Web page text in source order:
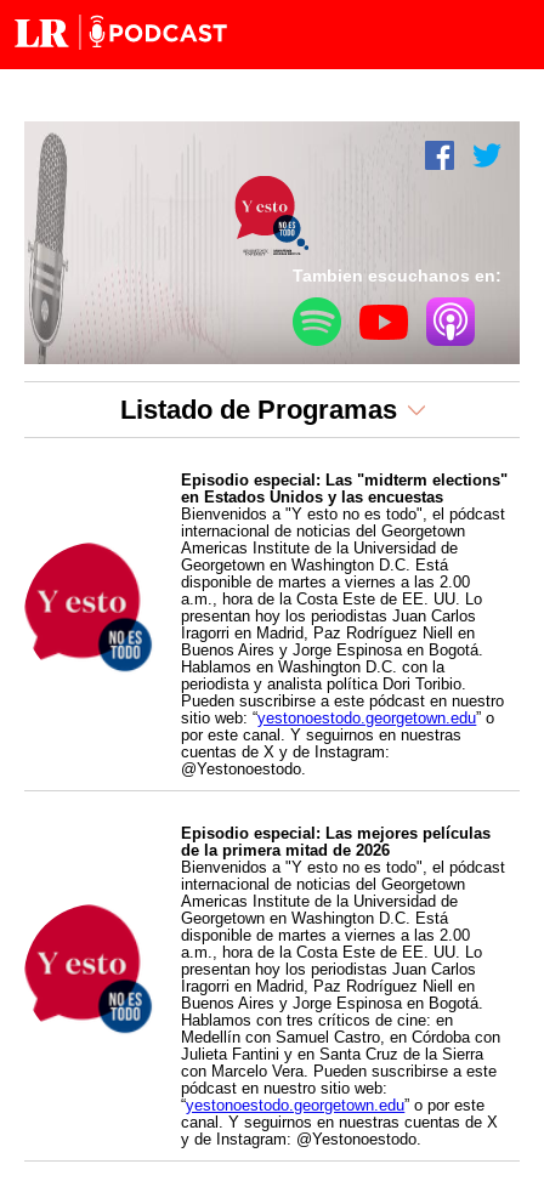
Tambien escuchanos en:
Listado de Programas
Episodio especial: Las "midterm elections"
en Estados Unidos y las encuestas
Bienvenidos a "Y esto no es todo", el pódcast
internacional de noticias del Georgetown
Americas Institute de la Universidad de
Georgetown en Washington D.C. Está
disponible de martes a viernes a las 2.00
a.m., hora de la Costa Este de EE. UU. Lo
presentan hoy los periodistas Juan Carlos
Iragorri en Madrid, Paz Rodríguez Niell en
Buenos Aires y Jorge Espinosa en Bogotá.
Hablamos en Washington D.C. con la
periodista y analista política Dori Toribio.
Pueden suscribirse a este pódcast en nuestro
sitio web: “yestonoestodo.georgetown.edu” o
por este canal. Y seguirnos en nuestras
cuentas de X y de Instagram:
@Yestonoestodo.
Episodio especial: Las mejores películas
de la primera mitad de 2026
Bienvenidos a "Y esto no es todo", el pódcast
internacional de noticias del Georgetown
Americas Institute de la Universidad de
Georgetown en Washington D.C. Está
disponible de martes a viernes a las 2.00
a.m., hora de la Costa Este de EE. UU. Lo
presentan hoy los periodistas Juan Carlos
Iragorri en Madrid, Paz Rodríguez Niell en
Buenos Aires y Jorge Espinosa en Bogotá.
Hablamos con tres críticos de cine: en
Medellín con Samuel Castro, en Córdoba con
Julieta Fantini y en Santa Cruz de la Sierra
con Marcelo Vera. Pueden suscribirse a este
pódcast en nuestro sitio web:
“yestonoestodo.georgetown.edu” o por este
canal. Y seguirnos en nuestras cuentas de X
y de Instagram: @Yestonoestodo.